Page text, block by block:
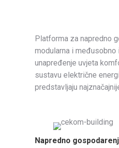
Platforma za napredno
modularna i međusobno
unapređenje uvjeta
sustavu električne
predstavljaju
Napredno